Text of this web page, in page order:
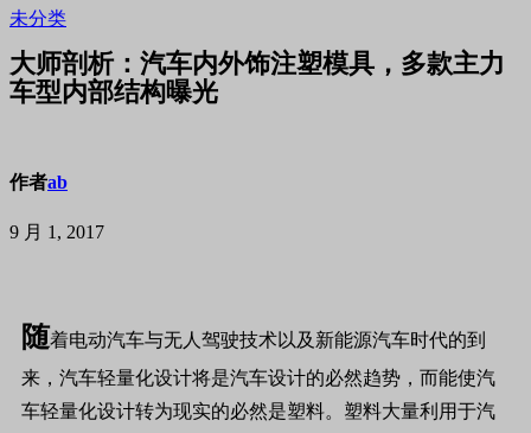
未分类
大师剖析：汽车内外饰注塑模具，多款主力
车型内部结构曝光
作者ab
9 月 1, 2017
随着电动汽车与无人驾驶技术以及新能源汽车时代的到
来，汽车轻量化设计将是汽车设计的必然趋势，而能使汽
车轻量化设计转为现实的必然是塑料。塑料大量利用于汽